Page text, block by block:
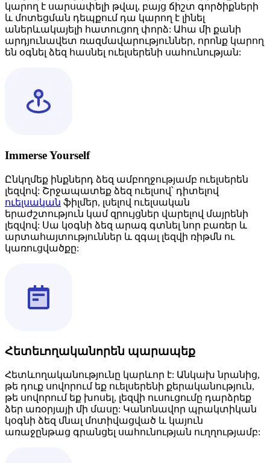
կարող է սարսափելի թվալ, բայց ճիշտ գործիքների
և մոտեցման դեպքում դա կարող է լինել
աներևակայելի հատուցող փորձ: Ահա մի քանի
արդյունավետ ռազմավարություններ, որոնք կարող
են օգնել ձեզ հասնել ուելսերենի սահունության:
Immerse Yourself
Ընկղմեք ինքներդ ձեզ ամբողջությամբ ուելսերեն
լեզվով: Շրջապատեք ձեզ ուելսով՝ դիտելով
ուելսական ֆիլմեր, լսելով ուելսական
երաժշտություն կամ զրույցներ վարելով մայրենի
լեզվով: Սա կօգնի ձեզ արագ գտնել նոր բառեր և
արտահայտություններ և զգալ լեզվի ռիթմն ու
կառուցվածքը:
Հետեւողականորեն պարապեք
Հետևողականությունը կարևոր է: Անկախ նրանից,
թե դուք սովորում եք ուելսերենի քերականություն,
թե սովորում եք խոսել, լեզվի ուսուցումը դարձրեք
ձեր առօրյայի մի մասը: Կանոնավոր պրակտիկան
կօգնի ձեզ մնալ մոտիվացված և կայուն
առաջընթաց գրանցել սահունության ուղղությամբ: